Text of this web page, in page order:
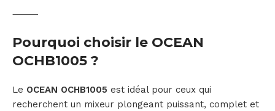
⸻
Pourquoi choisir le OCEAN
OCHB1005 ?
Le OCEAN OCHB1005 est idéal pour ceux qui
recherchent un mixeur plongeant puissant, complet et